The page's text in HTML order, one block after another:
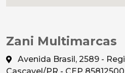
Zani Multimarcas
Avenida Brasil, 2589 -
Cascavel/PR - CEP 85812500